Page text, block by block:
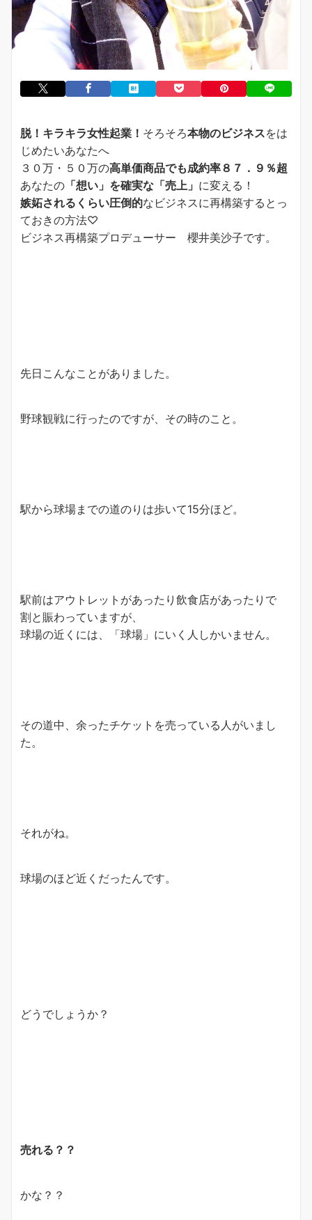
脱！キラキラ女性起業！ そろそろ本物のビジネスをは
じめたいあなたへ
３０万・５０万の高単価商品でも成約率８７．９％超
あなたの 「想い」を確実な「売上」 に変える！
嫉妬されるくらい圧倒的なビジネスに再構築するとっ
ておきの方法♡
ビジネス再構築プロデューサー 櫻井美沙子です。
先日こんなことがありました。
野球観戦に行ったのですが、その時のこと。
駅から球場までの道のりは歩いて15分ほど。
駅前はアウトレットがあったり飲食店があったりで
割と賑わっていますが、
球場の近くには、「球場」にいく人しかいません。
その道中、余ったチケットを売っている人がいまし
た。
それがね。
球場のほど近くだったんです。
どうでしょうか？
売れる？？
かな？？